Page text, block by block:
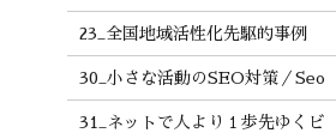
23_全国地域活性化先駆的事例
30_小さな活動のSEO対策／Seo
31_ネットで人より１歩先ゆくビ